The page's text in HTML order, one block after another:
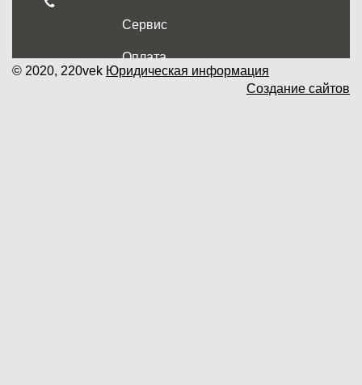
Сервис
Оплата
Доставка и самовывоз
© 2020, 220vek Юридическая информация
Создание сайтов